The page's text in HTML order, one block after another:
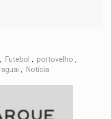
, Futebol , portovelho ,
, Notícia